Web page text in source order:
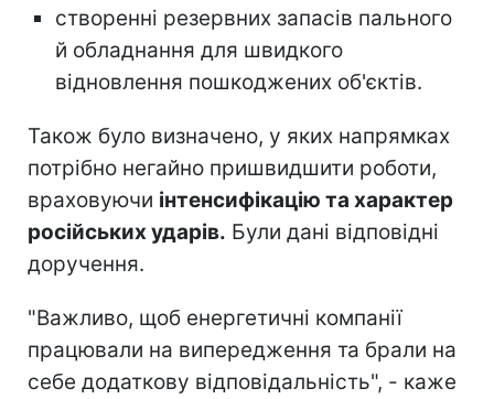
створенні резервних запасів пального
й обладнання для швидкого
відновлення пошкоджених об'єктів.
Також було визначено, у яких напрямках
потрібно негайно пришвидшити роботи,
враховуючи інтенсифікацію та характер
російських ударів. Були дані відповідні
доручення.
"Важливо, щоб енергетичні компанії
працювали на випередження та брали на
себе додаткову відповідальність", - каже